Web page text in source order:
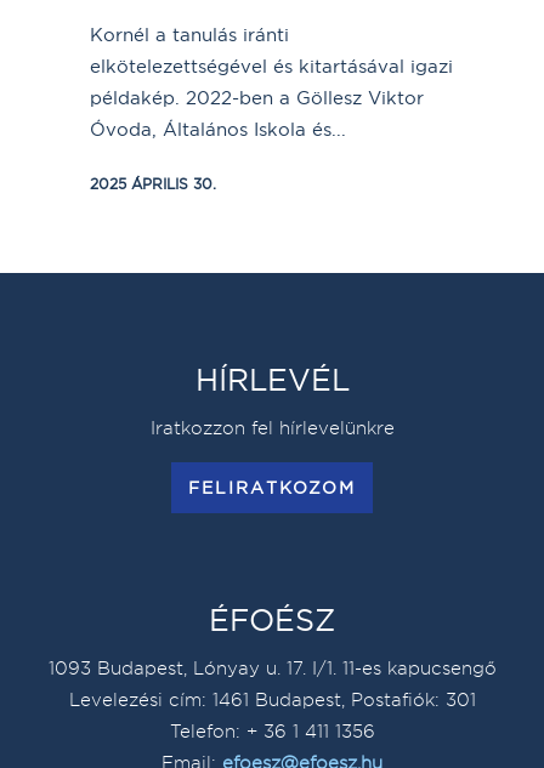
Kornél a tanulás iránti
elkötelezettségével és kitartásával igazi
példakép. 2022-ben a Göllesz Viktor
Óvoda, Általános Iskola és...
2025 ÁPRILIS 30.
HÍRLEVÉL
Iratkozzon fel hírlevelünkre
FELIRATKOZOM
ÉFOÉSZ
1093 Budapest, Lónyay u. 17. I/1. 11-es kapucsengő
Levelezési cím: 1461 Budapest, Postafiók: 301
Telefon: + 36 1 411 1356
Email: efoesz@efoesz.hu